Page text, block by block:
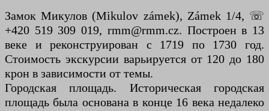
Замок Микулов (Mikulov zámek), Zámek 1/4, ☏
+420 519 309 019, rmm@rmm.cz. Построен в 13
веке и реконструирован с 1719 по 1730 год.
Стоимость экскурсии варьируется от 120 до 180
крон в зависимости от темы.
Городская площадь. Историческая городская
площадь была основана в конце 16 века недалеко